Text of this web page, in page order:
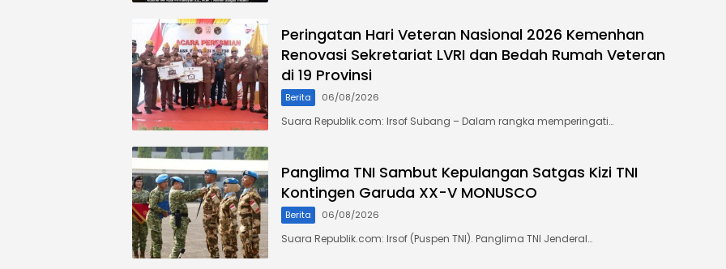
Peringatan Hari Veteran Nasional 2026 Kemenhan
Renovasi Sekretariat LVRI dan Bedah Rumah Veteran
di 19 Provinsi
Berita 06/08/2026
Suara Republik.com: Irsof Subang – Dalam rangka memperingati…
Panglima TNI Sambut Kepulangan Satgas Kizi TNI
Kontingen Garuda XX-V MONUSCO
Berita 06/08/2026
Suara Republik.com: Irsof (Puspen TNI). Panglima TNI Jenderal…